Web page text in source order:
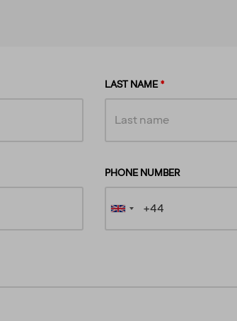
LAST NAME
PHONE NUMBER